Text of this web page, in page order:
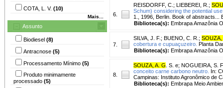
COTA, L. V. (10)
Mais...
Assunto
Biodiesel (8)
Antracnose (5)
Processamento Mínimo (5)
Produto minimamente
processado (5)
6.
REISDORFF, C. ; LIEBEREI, R. ;
Schum) considering the potential
1., 1996, Berlin. Book of abstracts...
Biblioteca(s): Embrapa Amazônia
7.
SILVA, J. F. ; BUENO, C. R. ; SOUZA,
cobertura e cupuaçuzeiro. Planta
Biblioteca(s): Embrapa Amazônia
8.
SOUZA, A. G . S. e; NOGUEIRA, S.
conceito carne carbono neutro. In:
Campinas: Instituto Agronômico de
Biblioteca(s): Embrapa Meio